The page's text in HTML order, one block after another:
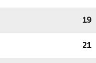
19
21